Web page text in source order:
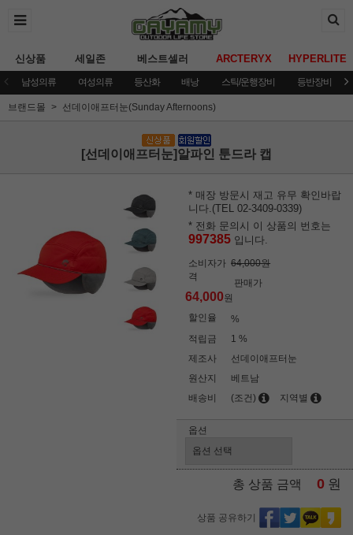
신상품 세일존 베스트셀러 ARCTERYX HYPERLITE
남성의류 여성의류 등산화 배낭 스틱/운행장비 등반장비
브랜드몰 선데이애프터눈(Sunday Afternoons)
[선데이애프터눈]알파인 툰드라 캡
* 매장 방문시 재고 유무 확인바랍
니다.(TEL 02-3409-0339)
* 전화 문의시 이 상품의 번호는
997385 입니다.
소비자가
격
64,000원
판매가
64,000원
할인율
%
적립금
1 %
제조사
선데이애프터눈
원산지
베트남
배송비
(조건) 지역별
옵션
총 상품 금액 0 원
상품 공유하기